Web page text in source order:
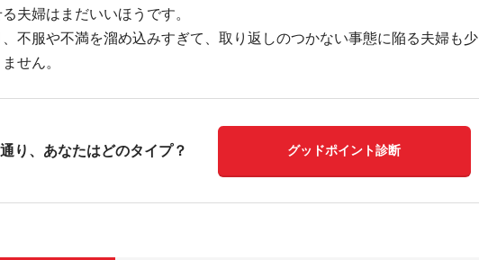
夫婦はまだいいほうです。
不服や不満を溜め込みすぎて、取り返しのつかない事態に陥る夫婦も少
せん。
り、あなたはどのタイプ？ グッドポイント診断